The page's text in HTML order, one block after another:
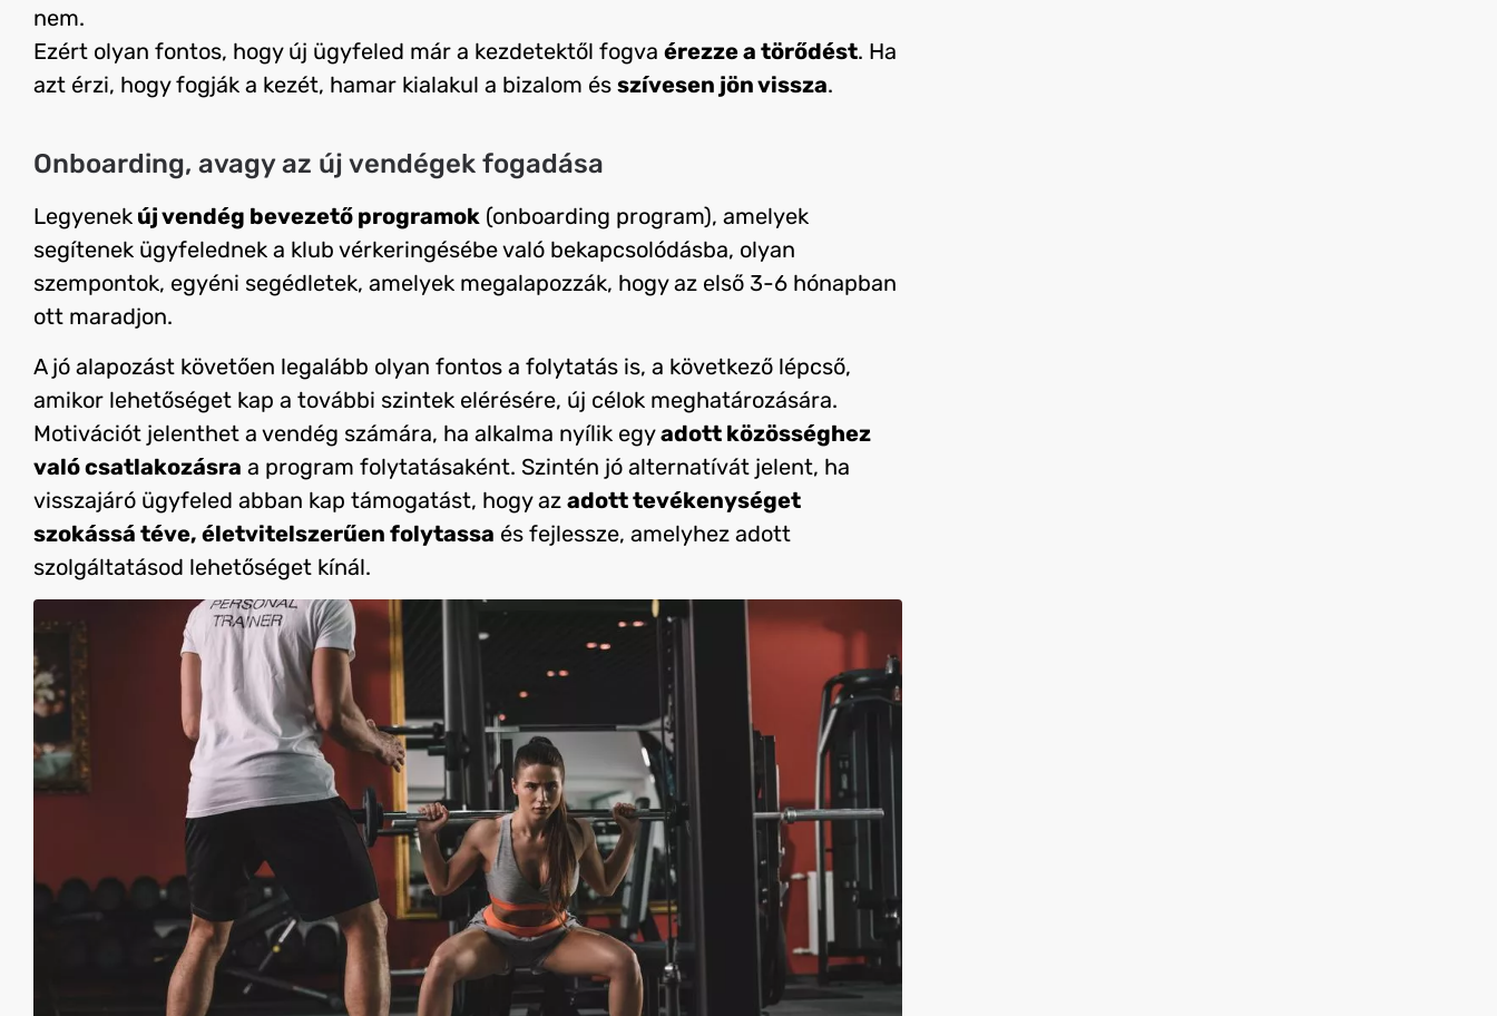
nem.
Ezért olyan fontos, hogy új ügyfeled már a kezdetektől fogva érezze a törődést. Ha
azt érzi, hogy fogják a kezét, hamar kialakul a bizalom és szívesen jön vissza.
Onboarding, avagy az új vendégek fogadása
Legyenek új vendég bevezető programok (onboarding program), amelyek
segítenek ügyfelednek a klub vérkeringésébe való bekapcsolódásba, olyan
szempontok, egyéni segédletek, amelyek megalapozzák, hogy az első 3-6 hónapban
ott maradjon.
A jó alapozást követően legalább olyan fontos a folytatás is, a következő lépcső,
amikor lehetőséget kap a további szintek elérésére, új célok meghatározására.
Motivációt jelenthet a vendég számára, ha alkalma nyílik egyadott közösséghez
való csatlakozásra a program folytatásaként. Szintén jó alternatívát jelent, ha
visszajáró ügyfeled abban kap támogatást, hogy az adott tevékenységet
szokássá téve, életvitelszerűen folytassa és fejlessze, amelyhez adott
szolgáltatásod lehetőséget kínál.